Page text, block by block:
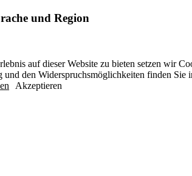
und Region
auf dieser Website zu bieten setzen wir
den Widerspruchsmöglichkeiten finden Sie
Akzeptieren